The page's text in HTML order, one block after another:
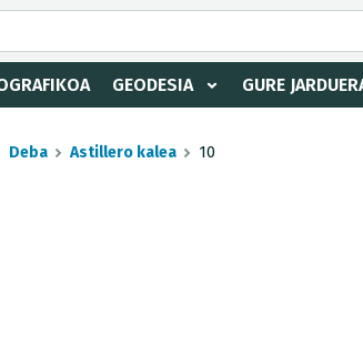
GEODESIA GURE
Deba Astillero kalea 10